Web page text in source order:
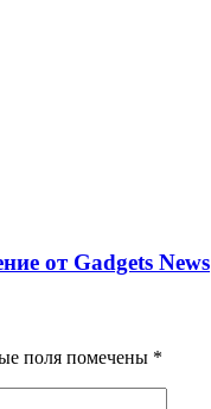
от Gadgets News
поля помечены *